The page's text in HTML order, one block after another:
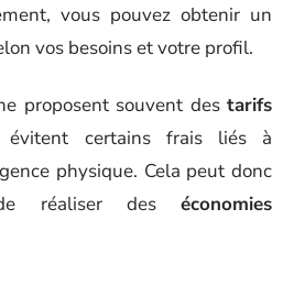
vous pouvez obtenir un
vos besoins et votre profil.
proposent souvent des tarifs
certains frais liés à
physique. Cela peut donc
réaliser des économies